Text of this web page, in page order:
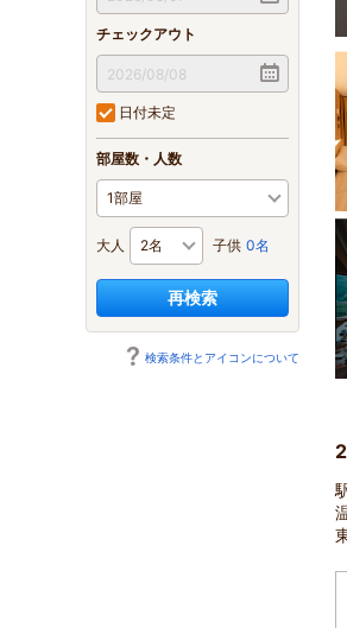
チェックアウト
日付未定
部屋数・人数
大人 子供 0名
再検索
検索条件とアイコンについて